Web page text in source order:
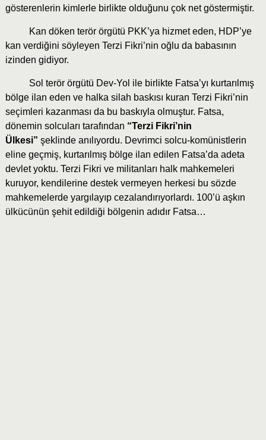
gösterenlerin kimlerle birlikte olduğunu çok net göstermiştir.
Kan döken terör örgütü PKK’ya hizmet eden, HDP’ye
kan verdiğini söyleyen Terzi Fikri’nin oğlu da babasının
izinden gidiyor.
Sol terör örgütü Dev-Yol ile birlikte Fatsa’yı kurtarılmış
bölge ilan eden ve halka silah baskısı kuran Terzi Fikri’nin
seçimleri kazanması da bu baskıyla olmuştur. Fatsa,
dönemin solcuları tarafından “Terzi Fikri’nin
Ülkesi” şeklinde anılıyordu. Devrimci solcu-komünistlerin
eline geçmiş, kurtarılmış bölge ilan edilen Fatsa’da adeta
devlet yoktu. Terzi Fikri ve militanları halk mahkemeleri
kuruyor, kendilerine destek vermeyen herkesi bu sözde
mahkemelerde yargılayıp cezalandırıyorlardı. 100’ü aşkın
ülkücünün şehit edildiği bölgenin adıdır Fatsa…